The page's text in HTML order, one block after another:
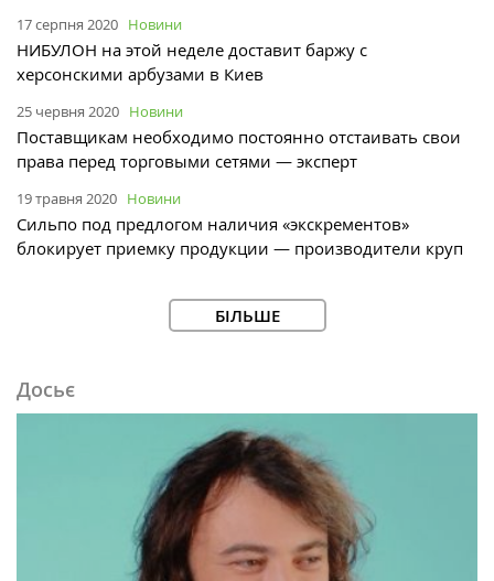
17 серпня 2020 Новини
НИБУЛОН на этой неделе доставит баржу с
херсонскими арбузами в Киев
25 червня 2020 Новини
Поставщикам необходимо постоянно отстаивать свои
права перед торговыми сетями — эксперт
19 травня 2020 Новини
Сильпо под предлогом наличия «экскрементов»
блокирует приемку продукции — производители круп
БІЛЬШЕ
Досьє